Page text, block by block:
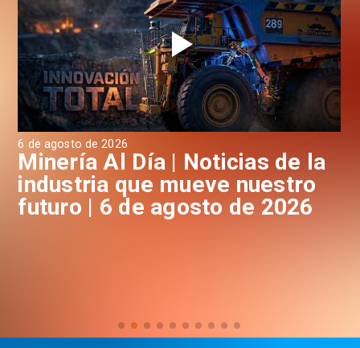
6 de agosto de 2026
Minería Al Día | Noticias de la
industria que mueve nuestro
futuro | 6 de agosto de 2026